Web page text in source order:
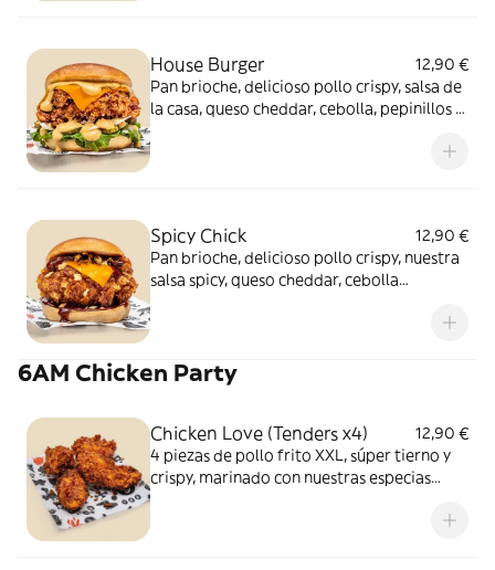
House Burger
12,90 €
Pan brioche, delicioso pollo crispy, salsa de
la casa, queso cheddar, cebolla, pepinillos y
Spicy Chick
12,90 €
Pan brioche, delicioso pollo crispy, nuestra
salsa spicy, queso cheddar, cebolla
6AM Chicken Party
Chicken Love (Tenders x4)
12,90 €
4 piezas de pollo frito XXL, súper tierno y
crispy, marinado con nuestras especias